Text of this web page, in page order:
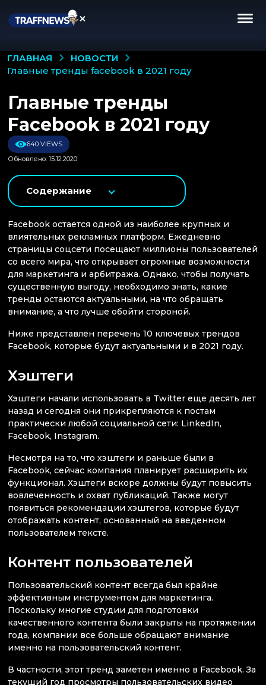
ГЛАВНАЯ
НОВОСТИ
главные тренды facebook в 2021 году
Главные тренды
Facebook в 2021 году
640 VIEWS
Обновлено: 15.12.2020
Содержание
Facebook остается одной из наиболее крупных и
влиятельных рекламных платформ. Ежедневно
страницы соцсети посещают миллионы пользователей
со всего мира, что открывает огромные возможности
для маркетинга и арбитража. Однако, чтобы получать
существенную выгоду, необходимо знать, какие
тренды остаются актуальными, на что обращать
внимание, а что лучше обойти стороной.
Ниже представлен перечень 10 ключевых трендов
Facebook, которые будут актуальными и в 2021 году.
Хэштеги
Хэштеги начали использовать в Twitter еще десять лет
назад и сегодня они прикрепляются к постам
практически любой социальной сети: LinkedIn,
Facebook, Instagram.
Несмотря на то, что хэштеги и раньше были в
Facebook, сейчас компания планирует расширить их
функционал. Хэштеги вскоре должны будут повысить
вовлеченность и охват публикаций. Также могут
появиться рекомендации хэштегов, которые будут
отображать контент, основанный на введенном
пользователем тексте.
Контент пользователей
Пользовательский контент всегда был крайне
эффективным инструментом для маркетинга.
Поскольку многие студии для подготовки
качественного контента были закрыты на протяжении
года, компании все больше обращают внимание
именно на пользовательский контент.
В частности, этот тренд заметен именно в Facebook. За
текущий год просмотры пользовательских видео